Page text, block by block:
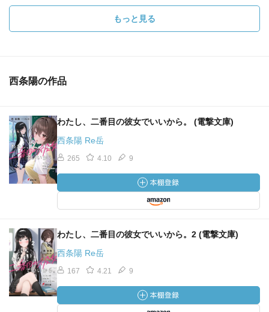
もっと見る
西条陽の作品
わたし、二番目の彼女でいいから。 (電撃文庫)
西条陽 Re岳
265 4.10 9
わたし、二番目の彼女でいいから。2 (電撃文庫)
西条陽 Re岳
167 4.21 9